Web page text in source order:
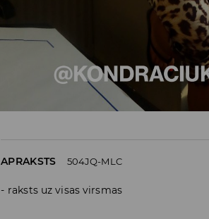
APRAKSTS 504JQ-MLC
raksts uz visas virsmas